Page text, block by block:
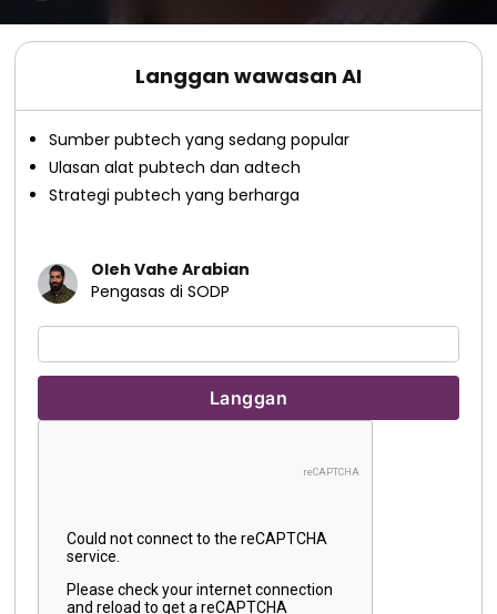
Langgan wawasan AI
Sumber pubtech yang sedang popular
Ulasan alat pubtech dan adtech
Strategi pubtech yang berharga
Oleh Vahe Arabian
Pengasas di SODP